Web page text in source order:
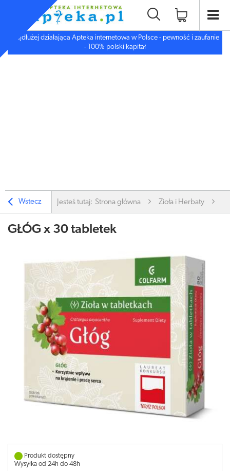
Najdłużej działająca Apteka internetowa w Polsce - pewność i zaufanie
- 100% polski kapitał
Wstecz Jesteś tutaj: Strona główna Zioła i Herbaty
GŁÓG x 30 tabletek
Produkt dostępny
Wysyłka od 24h do 48h